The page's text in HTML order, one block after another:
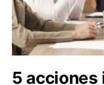
5 acciones